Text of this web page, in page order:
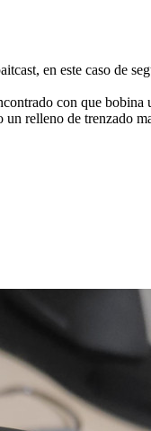
en este caso de
con que
un relleno de trenzado